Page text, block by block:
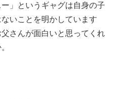
」というギャグは自身の子
いことを明かしています
さんが面白いと思ってくれ